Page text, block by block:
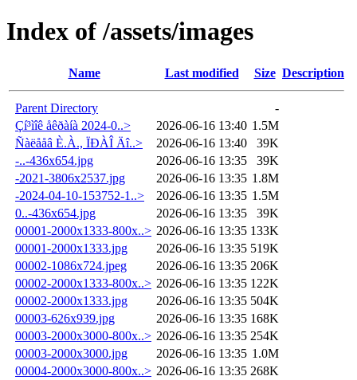
Index of /assets/images
Name Last modified Size Description
Parent Directory
-
Çí³ìîê åêðàíà 2024-0..>
2026-06-16 13:40 1.5M
Ñàëååâ È.À., ÏÐÀÎ Äî..>
2026-06-16 13:40
39K
-..-436x654.jpg
2026-06-16 13:35
39K
-2021-3806x2537.jpg
2026-06-16 13:35 1.8M
-2024-04-10-153752-1..>
2026-06-16 13:35 1.5M
0..-436x654.jpg
2026-06-16 13:35
39K
00001-2000x1333-800x..> 2026-06-16 13:35 133K
00001-2000x1333.jpg
2026-06-16 13:35 519K
00002-1086x724.jpeg
2026-06-16 13:35 206K
00002-2000x1333-800x..> 2026-06-16 13:35 122K
00002-2000x1333.jpg
2026-06-16 13:35 504K
00003-626x939.jpg
2026-06-16 13:35 168K
00003-2000x3000-800x..> 2026-06-16 13:35 254K
00003-2000x3000.jpg
2026-06-16 13:35 1.0M
00004-2000x3000-800x..> 2026-06-16 13:35 268K